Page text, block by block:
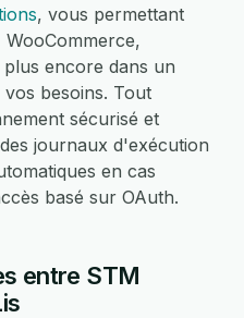
, vous permettant
encore dans un
besoins. Tout
sécurisé et
journaux d'exécution
en cas
basé sur OAuth.
entre STM